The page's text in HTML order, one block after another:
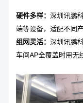
硬件多样： 深圳讯鹏
端等设备，适配不同产
组网灵活： 深圳讯鹏
车间AP全覆盖时用无